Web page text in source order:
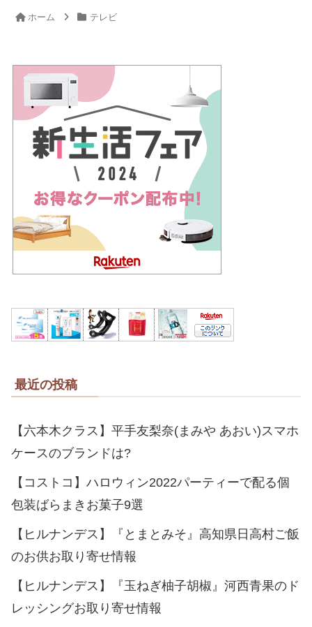
ホーム テレビ
最近の投稿
【六本木クラス】平手友梨奈(まみや あおい)スマホ
ケースのブランドは?
【コストコ】ハロウィン2022パーティーで配る個
包装ばらまきお菓子9選
【ヒルナンデス】『とまとみそ』高知県日高村ご飯
のお供お取り寄せ情報
【ヒルナンデス】『玉ねぎ柚子胡椒』河西青果のド
レッシングお取り寄せ情報